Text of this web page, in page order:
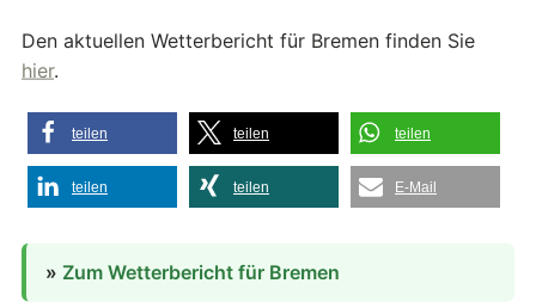
Den aktuellen Wetterbericht für Bremen finden Sie
hier.
teilen teilen teilen
teilen teilen E-Mail
» Zum Wetterbericht für Bremen